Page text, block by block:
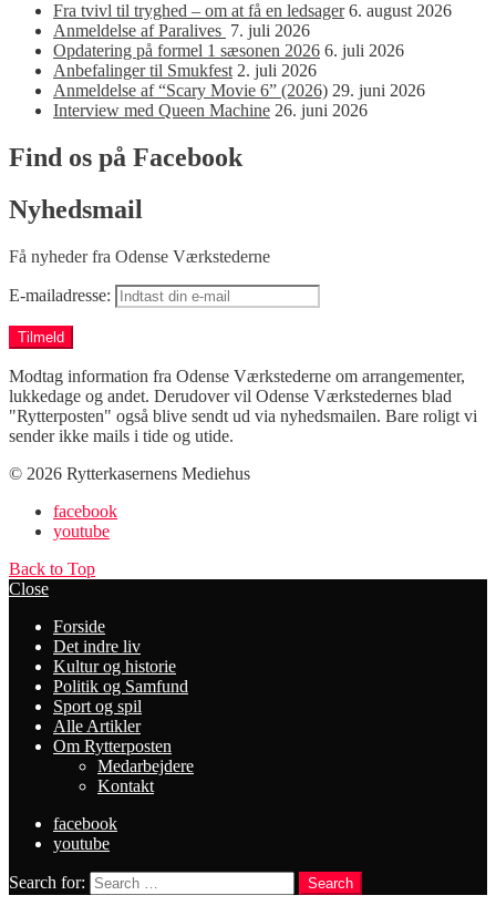
Fra tvivl til tryghed – om at få en ledsager 6. august 2026
Anmeldelse af Paralives 7. juli 2026
Opdatering på formel 1 sæsonen 2026 6. juli 2026
Anbefalinger til Smukfest 2. juli 2026
Anmeldelse af “Scary Movie 6” (2026) 29. juni 2026
Interview med Queen Machine 26. juni 2026
Find os på Facebook
Nyhedsmail
Få nyheder fra Odense Værkstederne
E-mailadresse:
Modtag information fra Odense Værkstederne om arrangementer,
lukkedage og andet. Derudover vil Odense Værkstedernes blad
"Rytterposten" også blive sendt ud via nyhedsmailen. Bare roligt vi
sender ikke mails i tide og utide.
© 2026 Rytterkasernens Mediehus
facebook
youtube
Back to Top
Close
Forside
Det indre liv
Kultur og historie
Politik og Samfund
Sport og spil
Alle Artikler
Om Rytterposten
Medarbejdere
Kontakt
facebook
youtube
Search for: Search